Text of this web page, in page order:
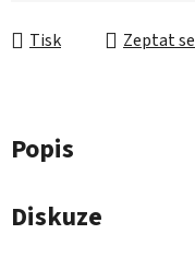
Tisk Zeptat se
Popis
Diskuze